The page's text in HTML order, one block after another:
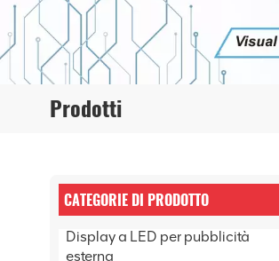
Prodotti
CATEGORIE DI PRODOTTO
Display a LED per pubblicità
esterna